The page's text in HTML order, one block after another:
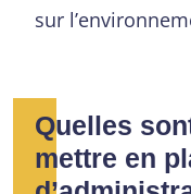
sur
Quelles
mettre en